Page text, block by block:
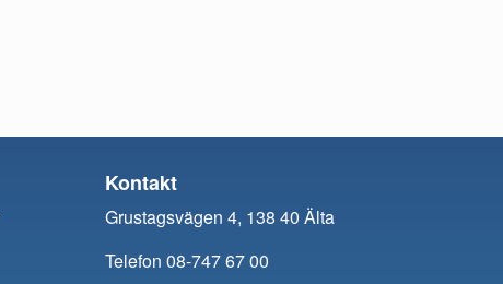
Kontakt
Grustagsvägen 4, 138 40 Älta
Telefon 08-747 67 00